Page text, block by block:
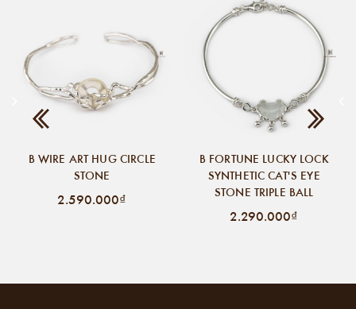
B WIRE ART HUG CIRCLE
STONE
2.590.000₫
B FORTUNE LUCKY LOCK
SYNTHETIC CAT'S EYE
STONE TRIPLE BALL
2.290.000₫